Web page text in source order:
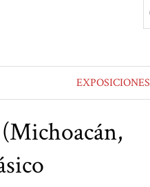
EXPOSICIONES